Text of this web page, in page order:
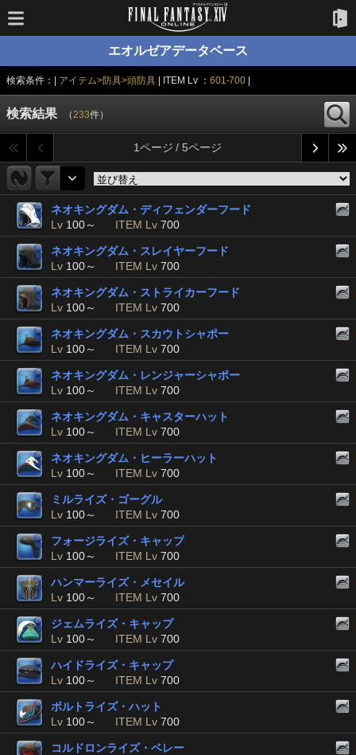
エオルゼアデータベース
検索条件：| アイテム>防具>頭防具 | ITEM Lv ： 601-700
検索結果 （233件）
1ページ / 5ページ
ネオキングダム・ディフェンダーフード
Lv 100～ ITEM Lv 700
ネオキングダム・スレイヤーフード
Lv 100～ ITEM Lv 700
ネオキングダム・ストライカーフード
Lv 100～ ITEM Lv 700
ネオキングダム・スカウトシャポー
Lv 100～ ITEM Lv 700
ネオキングダム・レンジャーシャポー
Lv 100～ ITEM Lv 700
ネオキングダム・キャスターハット
Lv 100～ ITEM Lv 700
ネオキングダム・ヒーラーハット
Lv 100～ ITEM Lv 700
ミルライズ・ゴーグル
Lv 100～ ITEM Lv 700
フォージライズ・キャップ
Lv 100～ ITEM Lv 700
ハンマーライズ・メセイル
Lv 100～ ITEM Lv 700
ジェムライズ・キャップ
Lv 100～ ITEM Lv 700
ハイドライズ・キャップ
Lv 100～ ITEM Lv 700
ボルトライズ・ハット
Lv 100～ ITEM Lv 700
コルドロンライズ・ベレー